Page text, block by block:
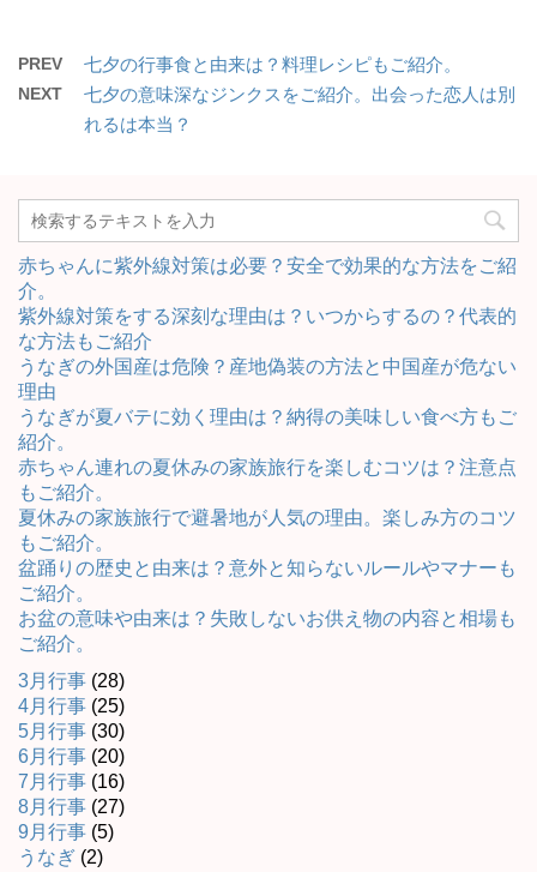
PREV 七夕の行事食と由来は？料理レシピもご紹介。
NEXT
七夕の意味深なジンクスをご紹介。出会った恋人は別
れるは本当？
赤ちゃんに紫外線対策は必要？安全で効果的な方法をご紹
介。
紫外線対策をする深刻な理由は？いつからするの？代表的
な方法もご紹介
うなぎの外国産は危険？産地偽装の方法と中国産が危ない
理由
うなぎが夏バテに効く理由は？納得の美味しい食べ方もご
紹介。
赤ちゃん連れの夏休みの家族旅行を楽しむコツは？注意点
もご紹介。
夏休みの家族旅行で避暑地が人気の理由。楽しみ方のコツ
もご紹介。
盆踊りの歴史と由来は？意外と知らないルールやマナーも
ご紹介。
お盆の意味や由来は？失敗しないお供え物の内容と相場も
ご紹介。
3月行事 (28)
4月行事 (25)
5月行事 (30)
6月行事 (20)
7月行事 (16)
8月行事 (27)
9月行事 (5)
うなぎ (2)